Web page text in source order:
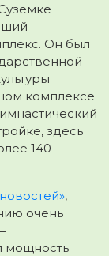
Он был
комплексе
здесь
140
,
очень
мощность